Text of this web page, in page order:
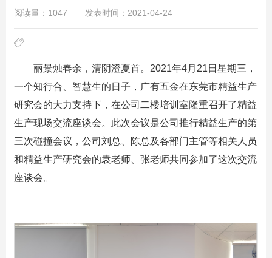
阅读量：1047 发表时间：2021-04-24
丽景烛春余，清阴澄夏首。2021年4月21日星期三，
一个知行合、智慧生的日子， 广有五金在东莞市精益生产
研究会的大力支持下，在公司二楼培训室隆重召开了精益
生产现场交流座谈会。此次会议是公司推行精益生产的第
三次碰撞会议，公司刘总、陈总及各部门主管等相关人员
和精益生产研究会的袁老师、张老师共同参加了这次交流
座谈会。